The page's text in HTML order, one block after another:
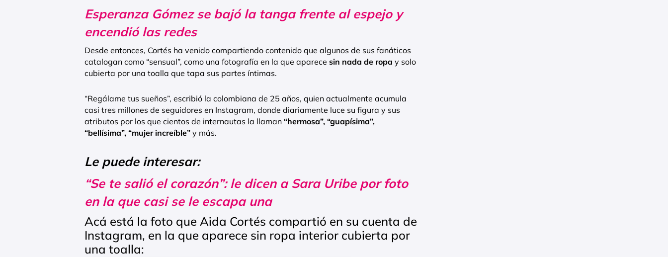
Esperanza Gómez se bajó la tanga frente al espejo y
encendió las redes
Desde entonces, Cortés ha venido compartiendo contenido que algunos de sus fanáticos
catalogan como “sensual”, como una fotografía en la que aparece sin nada de ropa y solo
cubierta por una toalla que tapa sus partes íntimas.
“Regálame tus sueños”, escribió la colombiana de 25 años, quien actualmente acumula
casi tres millones de seguidores en Instagram, donde diariamente luce su figura y sus
atributos por los que cientos de internautas la llaman “hermosa”, “guapísima”,
“bellísima”, “mujer increíble” y más.
Le puede interesar:
“Se te salió el corazón”: le dicen a Sara Uribe por foto
en la que casi se le escapa una
Acá está la foto que Aida Cortés compartió en su cuenta de
Instagram, en la que aparece sin ropa interior cubierta por
una toalla: